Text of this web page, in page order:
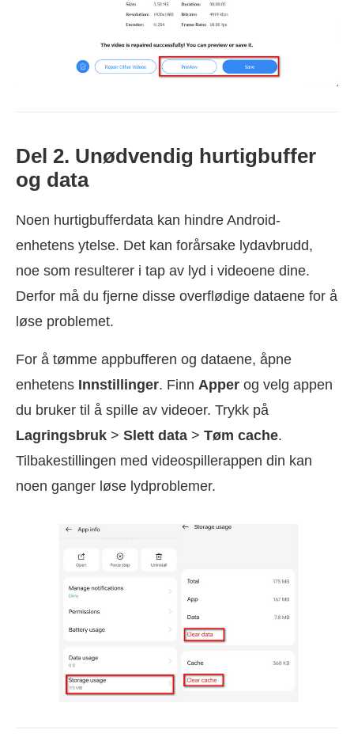
Del 2. Unødvendig hurtigbuffer
og data
Noen hurtigbufferdata kan hindre Android-
enhetens ytelse. Det kan forårsake lydavbrudd,
noe som resulterer i tap av lyd i videoene dine.
Derfor må du fjerne disse overflødige dataene for å
løse problemet.
For å tømme appbufferen og dataene, åpne
enhetens Innstillinger. Finn Apper og velg appen
du bruker til å spille av videoer. Trykk på
Lagringsbruk > Slett data > Tøm cache.
Tilbakestillingen med videospillerappen din kan
noen ganger løse lydproblemer.